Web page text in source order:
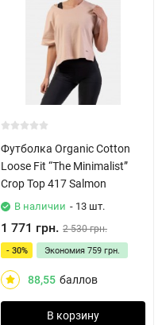
Футболка Organic Cotton
Loose Fit “The Minimalist”
Crop Top 417 Salmon
В наличии - 13 шт.
1 771 грн. 2 530 грн.
- 30% Экономия 759 грн.
88,55 баллов
В корзину